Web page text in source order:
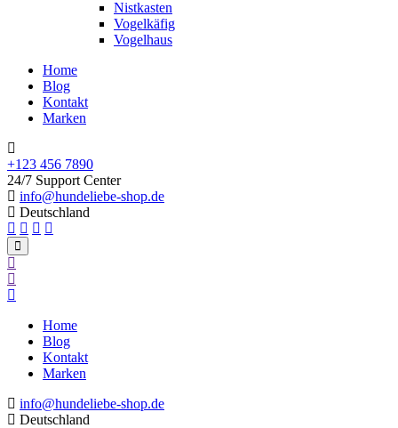
Nistkasten
Vogelkäfig
Vogelhaus
Home
Blog
Kontakt
Marken
+123 456 7890
24/7 Support Center
info@hundeliebe-shop.de
Deutschland
Home
Blog
Kontakt
Marken
info@hundeliebe-shop.de
Deutschland